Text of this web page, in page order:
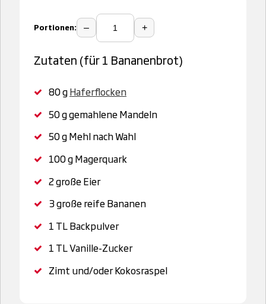
Portionen: – +
Zutaten (für 1 Bananenbrot)
80 gHaferflocken
50 ggemahlene Mandeln
50 gMehl nach Wahl
100 gMagerquark
2große Eier
3große reife Bananen
1 TLBackpulver
1 TLVanille-Zucker
Zimt und/oder Kokosraspel